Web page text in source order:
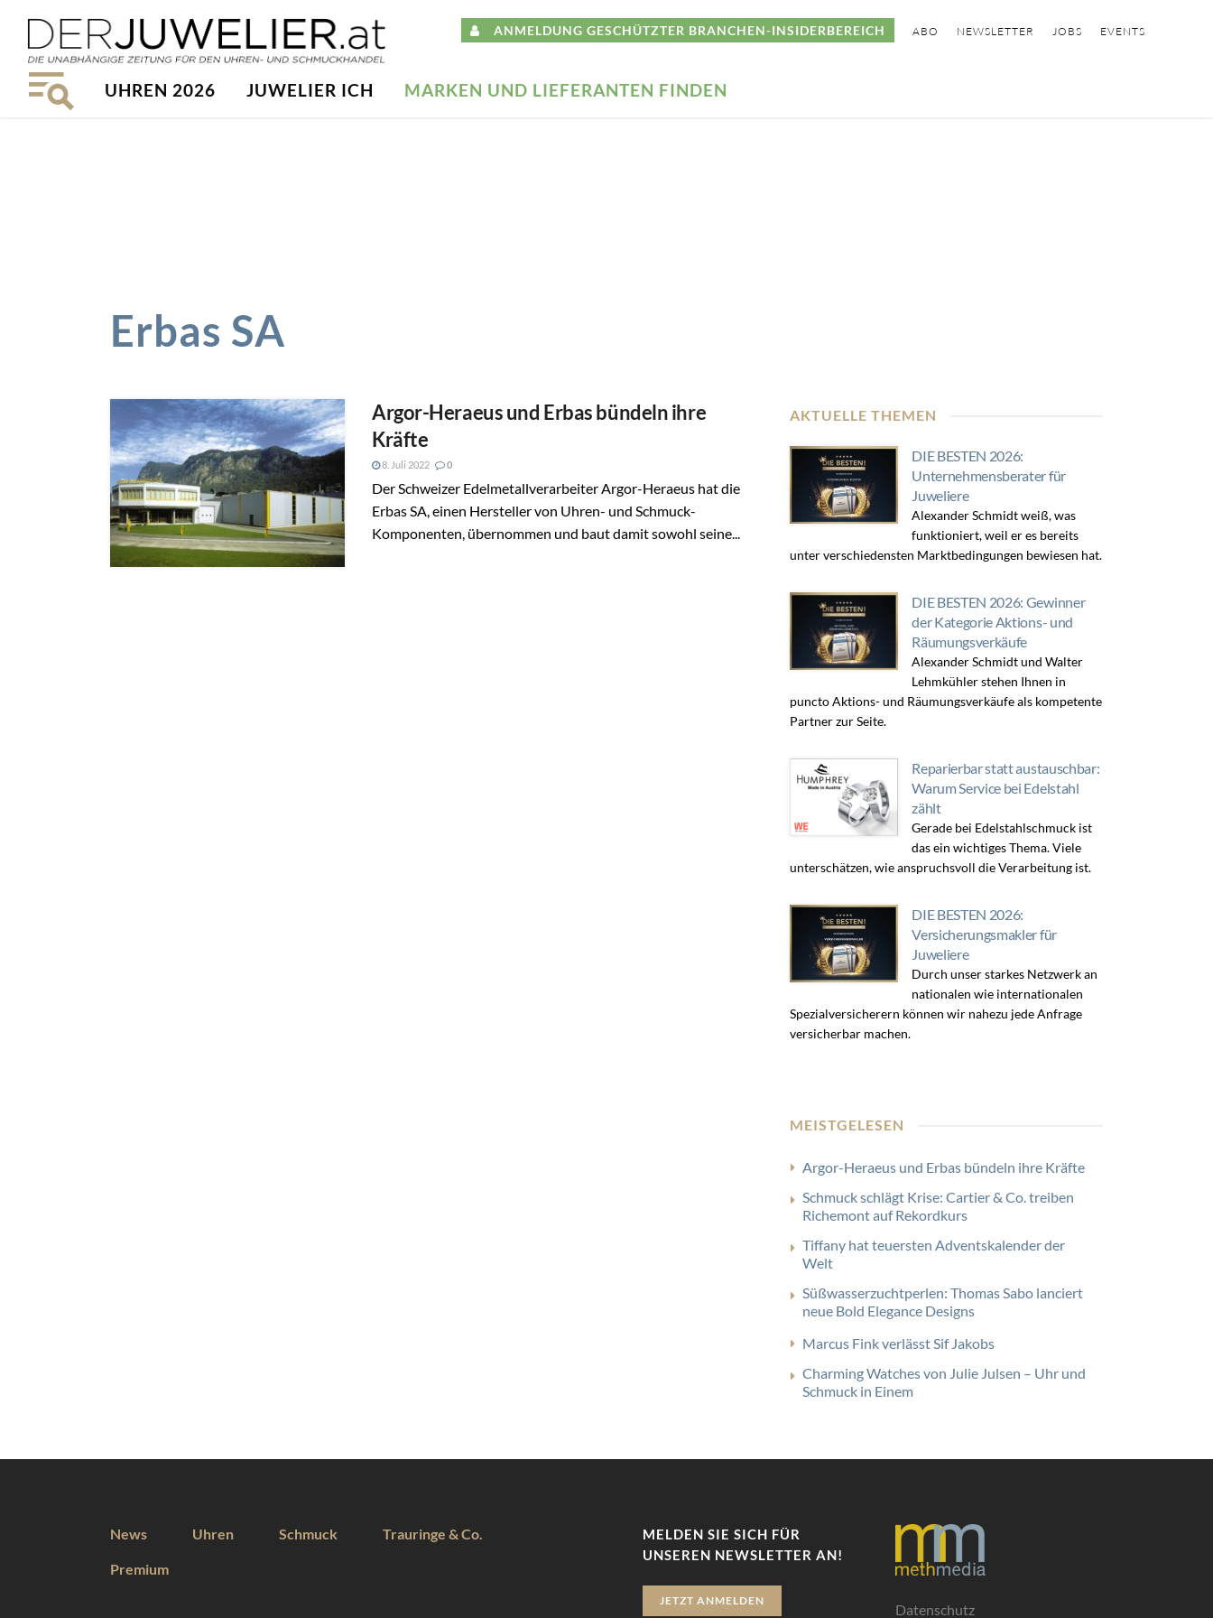
ANMELDUNG GESCHÜTZTER BRANCHEN-INSIDERBEREICH ABO NEWSLETTER JOBS EVENTS
UHREN 2026 JUWELIER ICH MARKEN UND LIEFERANTEN FINDEN
Erbas SA
Argor-Heraeus und Erbas bündeln ihre
Kräfte
8. Juli 2022 0
Der Schweizer Edelmetallverarbeiter Argor-Heraeus hat die
Erbas SA, einen Hersteller von Uhren- und Schmuck-
Komponenten, übernommen und baut damit sowohl seine...
AKTUELLE THEMEN
DIE BESTEN 2026:
Unternehmensberater für
Juweliere
Alexander Schmidt weiß, was
funktioniert, weil er es bereits
unter verschiedensten Marktbedingungen bewiesen hat.
DIE BESTEN 2026: Gewinner
der Kategorie Aktions- und
Räumungsverkäufe
Alexander Schmidt und Walter
Lehmkühler stehen Ihnen in
puncto Aktions- und Räumungsverkäufe als kompetente
Partner zur Seite.
Reparierbar statt austauschbar:
Warum Service bei Edelstahl
zählt
Gerade bei Edelstahlschmuck ist
das ein wichtiges Thema. Viele
unterschätzen, wie anspruchsvoll die Verarbeitung ist.
DIE BESTEN 2026:
Versicherungsmakler für
Juweliere
Durch unser starkes Netzwerk an
nationalen wie internationalen
Spezialversicherern können wir nahezu jede Anfrage
versicherbar machen.
MEISTGELESEN
Argor-Heraeus und Erbas bündeln ihre Kräfte
Schmuck schlägt Krise: Cartier & Co. treiben
Richemont auf Rekordkurs
Tiffany hat teuersten Adventskalender der
Welt
Süßwasserzuchtperlen: Thomas Sabo lanciert
neue Bold Elegance Designs
Marcus Fink verlässt Sif Jakobs
Charming Watches von Julie Julsen – Uhr und
Schmuck in Einem
News Uhren Schmuck Trauringe & Co.
Premium
MELDEN SIE SICH FÜR
UNSEREN NEWSLETTER AN!
JETZT ANMELDEN
Datenschutz